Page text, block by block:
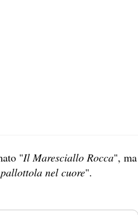
"Il Maresciallo Rocca", ma
nel cuore".